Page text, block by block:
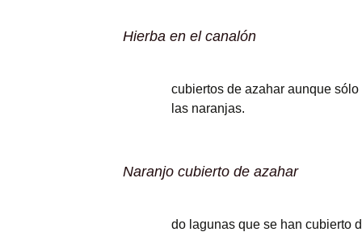
Hierba en el canalón
cubiertos de azahar aunque
las naranjas.
Naranjo cubierto de azahar
do lagunas que se han cubierto